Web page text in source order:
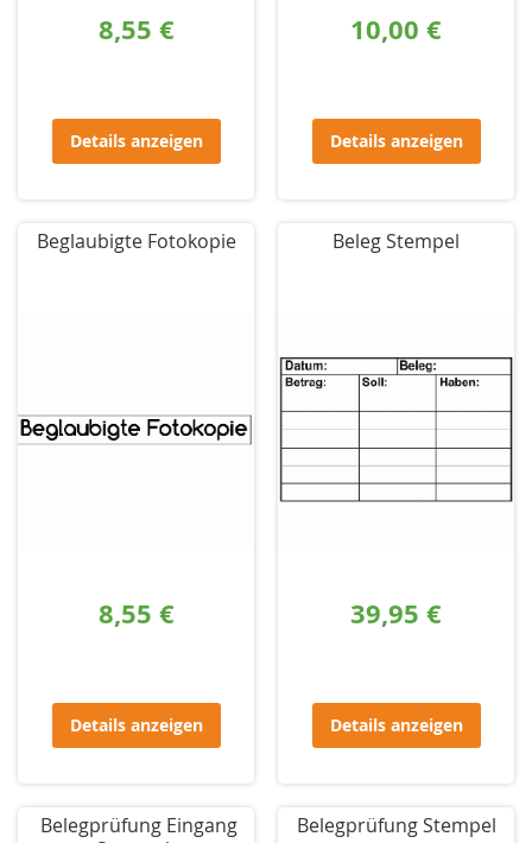
8,55 €
Details anzeigen
10,00 €
Details anzeigen
Beglaubigte Fotokopie
8,55 €
Details anzeigen
Beleg Stempel
39,95 €
Details anzeigen
Belegprüfung Eingang
Belegprüfung Stempel